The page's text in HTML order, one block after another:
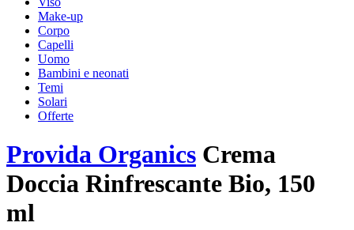
Make-up
Corpo
Capelli
Uomo
Bambini e neonati
Temi
Solari
Offerte
Provida Organics Crema
Doccia Rinfrescante Bio, 150
ml